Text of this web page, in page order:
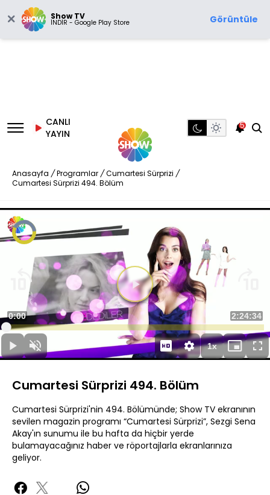
Show TV
İNDİR - Google Play Store Görüntüle
CANLI
YAYIN
5
Anasayfa / Programlar / Cumartesi Sürprizi /
Cumartesi Sürprizi 494. Bölüm
DuraklatSesi
Aç
Süre
0:00 Toplam
Süre
2:24:34
Yüklendi:
0.12%
1xOynatma
Hızı
Mini
oynatıcı
Cumartesi Sürprizi 494. Bölüm
Cumartesi Sürprizi'nin 494. Bölümünde; Show TV ekranının
sevilen magazin programı “Cumartesi Sürprizi”, Sezgi Sena
Akay'ın sunumu ile bu hafta da hiçbir yerde
bulamayacağınız haber ve röportajlarla ekranlarınıza
geliyor.